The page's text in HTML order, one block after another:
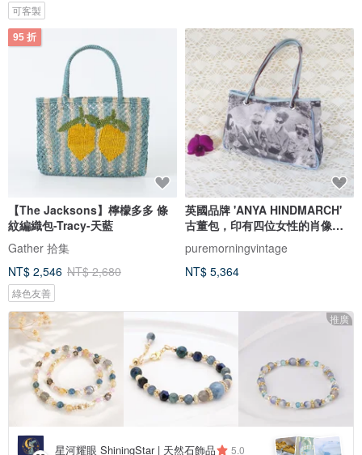
可客製
95 折
【The Jacksons】檸檬多多 條
紋編織包-Tracy-天藍
Gather 拾集
NT$ 2,546 NT$ 2,680
綠色友善
英國品牌 'ANYA HINDMARCH'
古董包，印有四位女性的肖像
puremorningvintage
NT$ 5,364
推廣
星河耀眼 ShiningStar | 天然石飾品 5.0